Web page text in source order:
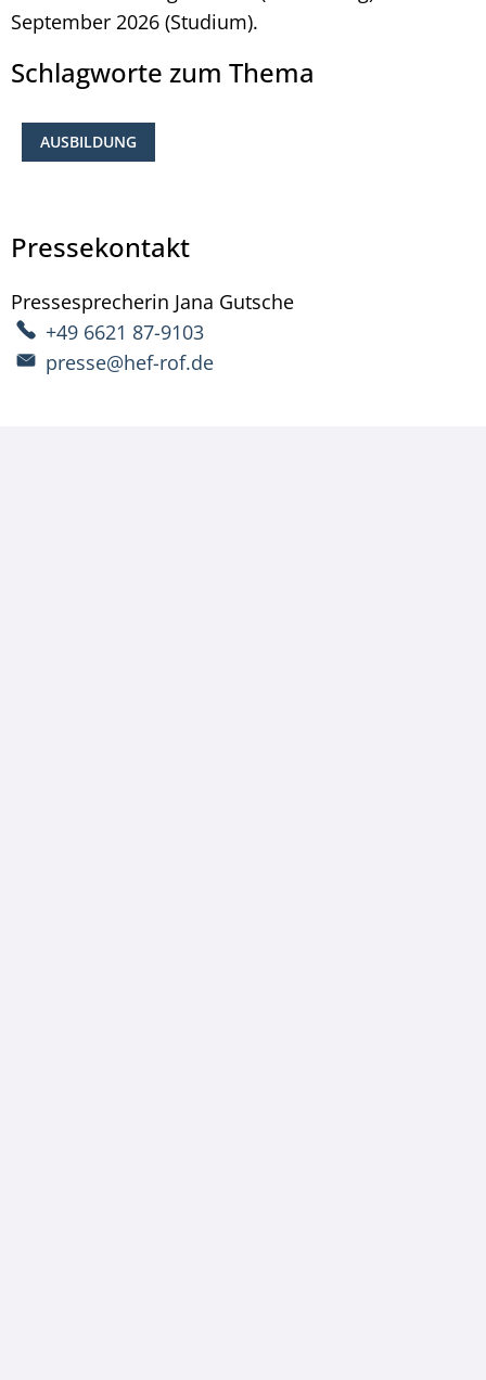
September 2026 (Studium).
Schlagworte zum Thema
AUSBILDUNG
Pressekontakt
Pressesprecherin Jana Gutsche
+49 6621 87-9103
presse@hef-rof.de